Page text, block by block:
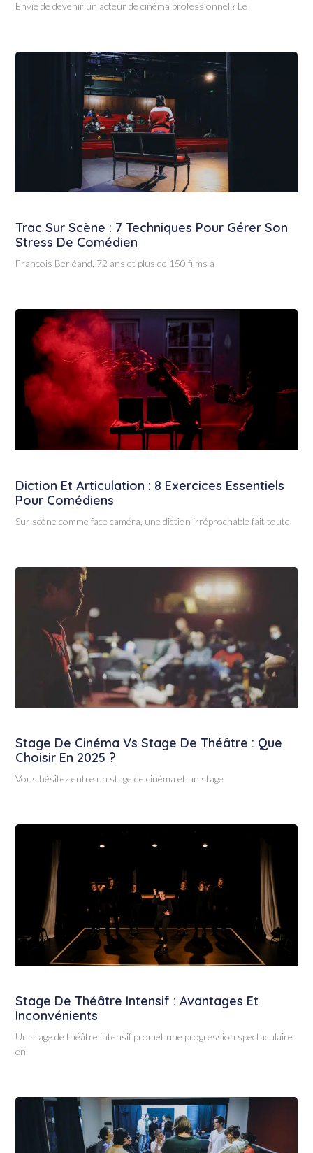
Envie de devenir un acteur de cinéma professionnel ? Le
Trac Sur Scène : 7 Techniques Pour Gérer Son
Stress De Comédien
François Berléand, 72 ans et plus de 150 films à
Diction Et Articulation : 8 Exercices Essentiels
Pour Comédiens
Sur scène comme face caméra, une diction irréprochable fait toute
Stage De Cinéma Vs Stage De Théâtre : Que
Choisir En 2025 ?
Vous hésitez entre un stage de cinéma et un stage
Stage De Théâtre Intensif : Avantages Et
Inconvénients
Un stage de théâtre intensif promet une progression spectaculaire
en